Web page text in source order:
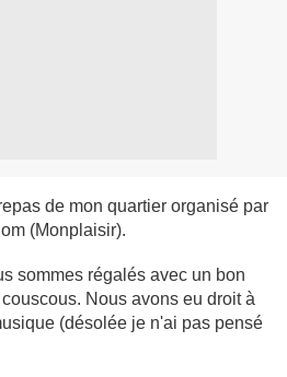
de mon quartier organisé par
(Monplaisir).
sommes régalés avec un bon
Nous avons eu droit à
(désolée je n'ai pas pensé